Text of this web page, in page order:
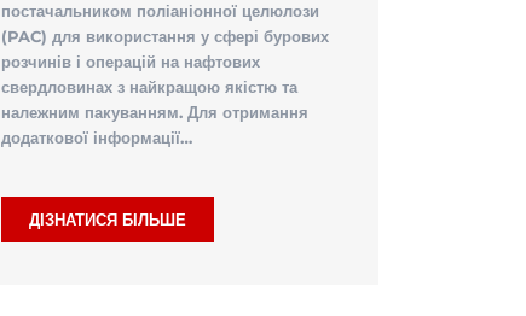
постачальником поліаніонної целюлози
(PAC) для використання у сфері бурових
розчинів і операцій на нафтових
свердловинах з найкращою якістю та
належним пакуванням. Для отримання
додаткової інформації…
ДІЗНАТИСЯ БІЛЬШЕ